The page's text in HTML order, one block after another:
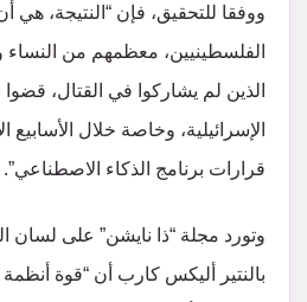
ووفقا للتحقيق، فإن “النتيجة،
الفلسطينيين، معظمهم من النساء
الذين لم يشاركوا في القتال،
الإسرائيلية، وخاصة خلال
قرارات برنامج الذكاء الاصطناعي”.
وتورد مجلة “ذا نايشن” على لسان
بالنتير أليكس كارب أن “قوة